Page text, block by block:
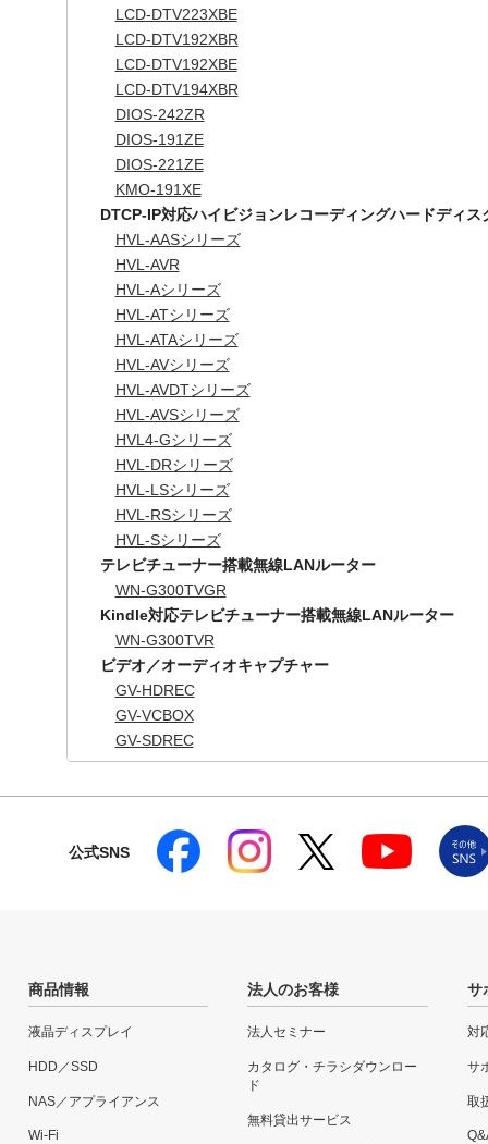
LCD-DTV223XBE
LCD-DTV192XBR
LCD-DTV192XBE
LCD-DTV194XBR
DIOS-242ZR
DIOS-191ZE
DIOS-221ZE
KMO-191XE
DTCP-IP対応ハイビジョンレコーディングハードディス
HVL-AASシリーズ
HVL-AVR
HVL-Aシリーズ
HVL-ATシリーズ
HVL-ATAシリーズ
HVL-AVシリーズ
HVL-AVDTシリーズ
HVL-AVSシリーズ
HVL4-Gシリーズ
HVL-DRシリーズ
HVL-LSシリーズ
HVL-RSシリーズ
HVL-Sシリーズ
テレビチューナー搭載無線LANルーター
WN-G300TVGR
Kindle対応テレビチューナー搭載無線LANルーター
WN-G300TVR
ビデオ／オーディオキャプチャー
GV-HDREC
GV-VCBOX
GV-SDREC
公式SNS
商品情報
液晶ディスプレイ
HDD／SSD
NAS／アプライアンス
Wi-Fi
法人のお客様
法人セミナー
カタログ・チラシダウンロー
ド
無料貸出サービス
サ
対
サ
取